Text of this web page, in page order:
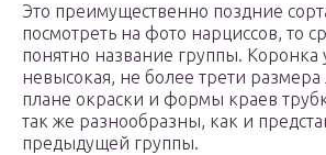
Это преимущественно поздние
посмотреть на фото нарциссов, то
понятно название группы. Коронка
невысокая, не более трети размера
плане окраски и формы краев
так же разнообразны, как и
предыдущей группы.